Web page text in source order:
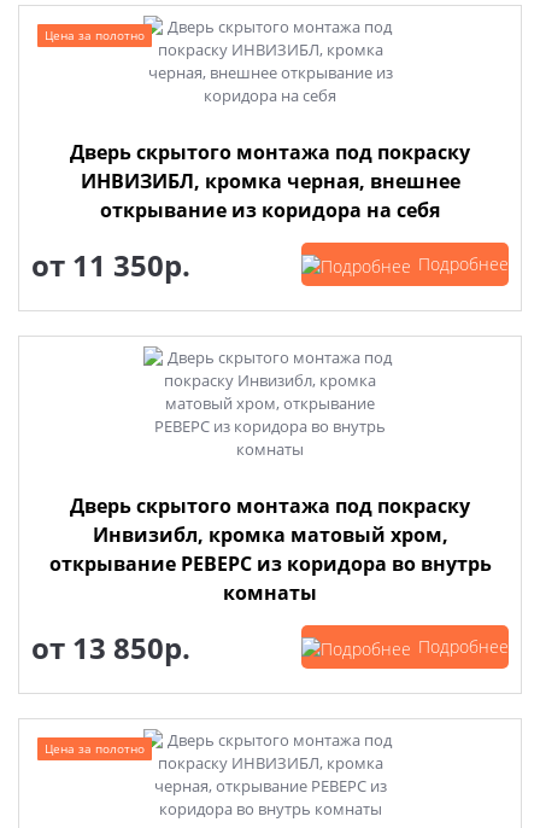
Цена за полотно
Дверь скрытого монтажа под покраску
ИНВИЗИБЛ, кромка черная, внешнее
открывание из коридора на себя
от 11 350р. Подробнее
Дверь скрытого монтажа под покраску
Инвизибл, кромка матовый хром,
открывание РЕВЕРС из коридора во внутрь
комнаты
от 13 850р. Подробнее
Цена за полотно